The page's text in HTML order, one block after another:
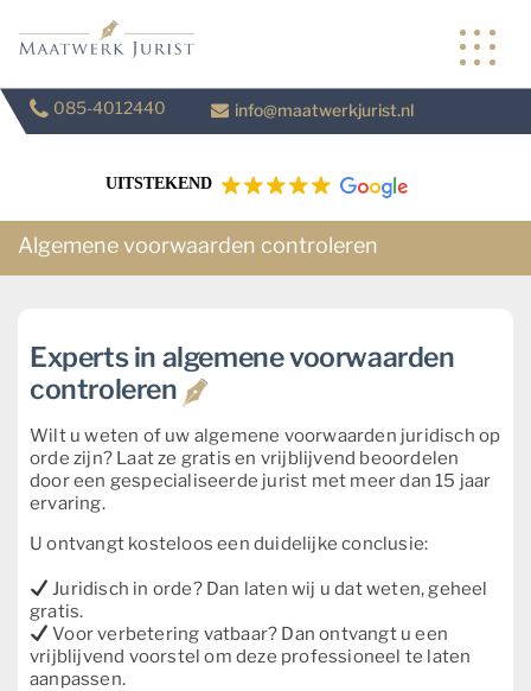
085-4012440 info@maatwerkjurist.nl
UITSTEKEND
Algemene voorwaarden controleren
Experts in algemene voorwaarden
controleren
Wilt u weten of uw algemene voorwaarden juridisch op
orde zijn? Laat ze gratis en vrijblijvend beoordelen
door een gespecialiseerde jurist met meer dan 15 jaar
ervaring.
U ontvangt kosteloos een duidelijke conclusie:
Juridisch in orde? Dan laten wij u dat weten, geheel
gratis.
Voor verbetering vatbaar? Dan ontvangt u een
vrijblijvend voorstel om deze professioneel te laten
aanpassen.